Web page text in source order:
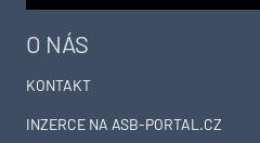
O NÁS
KONTAKT
INZERCE NA ASB-PORTAL.CZ